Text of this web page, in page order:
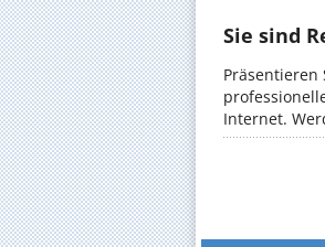
Sie sind
Internet.